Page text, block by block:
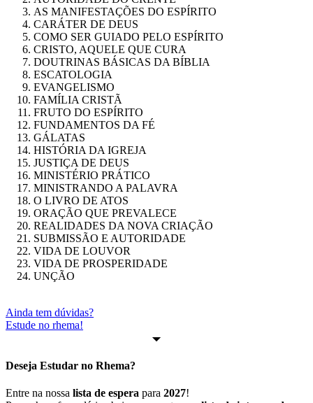
AS MANIFESTAÇÕES DO ESPÍRITO
CARÁTER DE DEUS
COMO SER GUIADO PELO ESPÍRITO
CRISTO, AQUELE QUE CURA
DOUTRINAS BÁSICAS DA BÍBLIA
ESCATOLOGIA
EVANGELISMO
FAMÍLIA CRISTÃ
FRUTO DO ESPÍRITO
FUNDAMENTOS DA FÉ
GÁLATAS
HISTÓRIA DA IGREJA
JUSTIÇA DE DEUS
MINISTÉRIO PRÁTICO
MINISTRANDO A PALAVRA
O LIVRO DE ATOS
ORAÇÃO QUE PREVALECE
REALIDADES DA NOVA CRIAÇÃO
SUBMISSÃO E AUTORIDADE
VIDA DE LOUVOR
VIDA DE PROSPERIDADE
UNÇÃO
Ainda tem dúvidas?
Estude no rhema!
Deseja Estudar no Rhema?
Entre na nossa lista de espera para 2027!